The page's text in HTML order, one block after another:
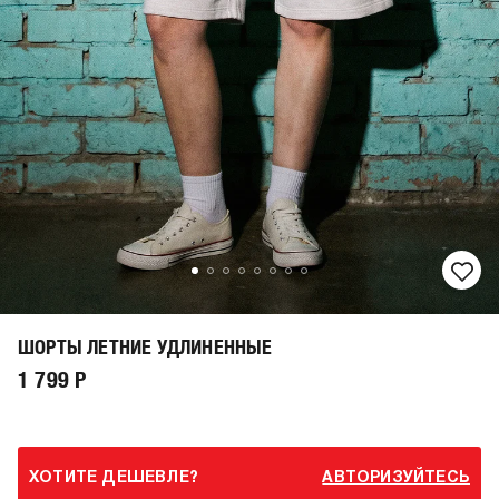
ШОРТЫ ЛЕТНИЕ УДЛИНЕННЫЕ
1 799 Р
ХОТИТЕ ДЕШЕВЛЕ? АВТОРИЗУЙТЕСЬ